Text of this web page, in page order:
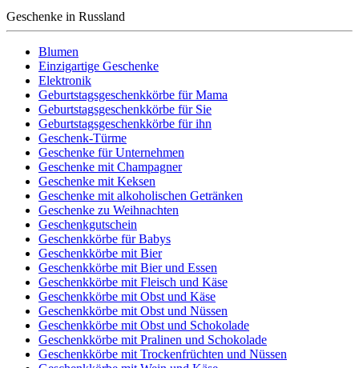
Geschenke in Russland
Blumen
Einzigartige Geschenke
Elektronik
Geburtstagsgeschenkkörbe für Mama
Geburtstagsgeschenkkörbe für Sie
Geburtstagsgeschenkkörbe für ihn
Geschenk-Türme
Geschenke für Unternehmen
Geschenke mit Champagner
Geschenke mit Keksen
Geschenke mit alkoholischen Getränken
Geschenke zu Weihnachten
Geschenkgutschein
Geschenkkörbe für Babys
Geschenkkörbe mit Bier
Geschenkkörbe mit Bier und Essen
Geschenkkörbe mit Fleisch und Käse
Geschenkkörbe mit Obst und Käse
Geschenkkörbe mit Obst und Nüssen
Geschenkkörbe mit Obst und Schokolade
Geschenkkörbe mit Pralinen und Schokolade
Geschenkkörbe mit Trockenfrüchten und Nüssen